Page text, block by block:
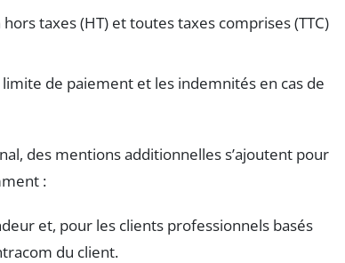
taxes (HT) et toutes taxes comprises (TTC)
de paiement et les indemnités en cas de
des mentions additionnelles s’ajoutent pour
:
et, pour les clients professionnels basés
du client.